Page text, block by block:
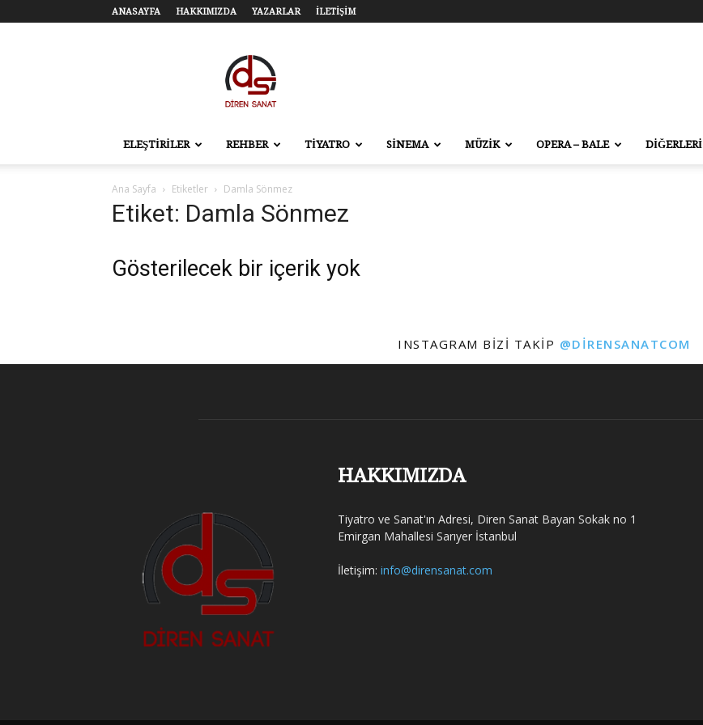
ANASAYFA HAKKIMIZDA YAZARLAR İLETİŞİM
Diren
Sanat
–
Tiyatro,
Sahne
ELEŞTİRİLER REHBER TİYATRO SİNEMA MÜZİK OPERA – BALE DİĞERLERİ
Ana Sayfa Etiketler Damla Sönmez
Etiket: Damla Sönmez
Gösterilecek bir içerik yok
INSTAGRAM BIZI TAKIP @DIRENSANATCOM
HAKKIMIZDA
Tiyatro ve Sanat'ın Adresi, Diren Sanat Bayan Sokak no 1
Emirgan Mahallesi Sarıyer İstanbul
İletişim: info@dirensanat.com